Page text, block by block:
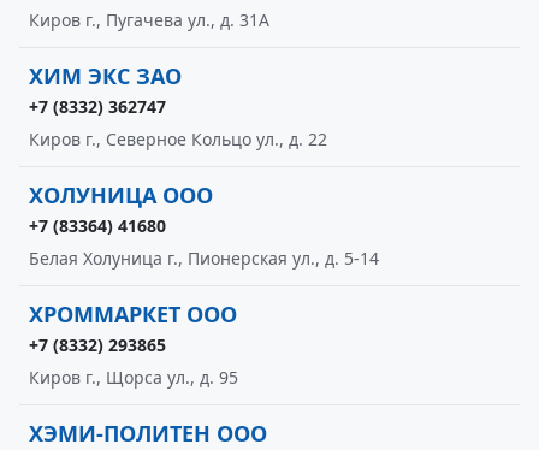
Киров г., Пугачева ул., д. 31А
ХИМ ЭКС ЗАО
+7 (8332) 362747
Киров г., Северное Кольцо ул., д. 22
ХОЛУНИЦА ООО
+7 (83364) 41680
Белая Холуница г., Пионерская ул., д. 5-14
ХРОММАРКЕТ ООО
+7 (8332) 293865
Киров г., Щорса ул., д. 95
ХЭМИ-ПОЛИТЕН ООО